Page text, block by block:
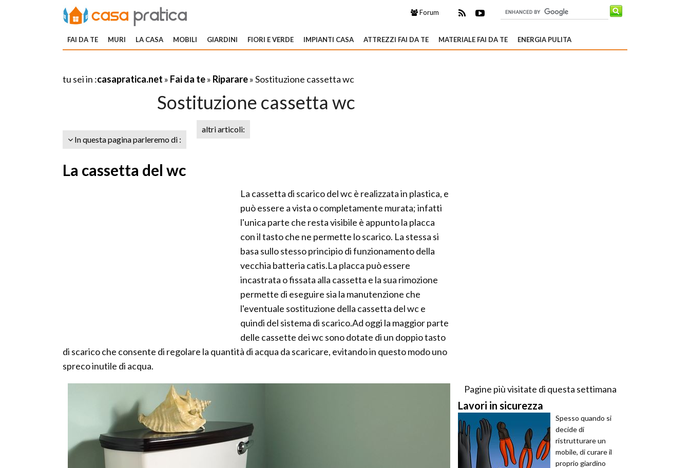
Forum
FAI DA TE MURI LA CASA MOBILI GIARDINI FIORI E VERDE IMPIANTI CASA ATTREZZI FAI DA TE MATERIALE FAI DA TE ENERGIA PULITA
tu sei in :casapratica.net » Fai da te» Riparare» Sostituzione cassetta wc
Sostituzione cassetta wc
In questa pagina parleremo di :
altri articoli:
La cassetta del wc
La cassetta di scarico del wc è realizzata in plastica, e
può essere a vista o completamente murata; infatti
l'unica parte che resta visibile è appunto la placca
con il tasto che ne permette lo scarico. La stessa si
basa sullo stesso principio di funzionamento della
vecchia batteria catis.La placca può essere
incastrata o fissata alla cassetta e la sua rimozione
permette di eseguire sia la manutenzione che
l'eventuale sostituzione della cassetta del wc e
quindi del sistema di scarico.Ad oggi la maggior parte
delle cassette dei wc sono dotate di un doppio tasto
di scarico che consente di regolare la quantità di acqua da scaricare, evitando in questo modo uno
spreco inutile di acqua.
Pagine più visitate di questa settimana
Lavori in sicurezza
Spesso quando si
decide di
ristrutturare un
mobile, di curare il
proprio giardino